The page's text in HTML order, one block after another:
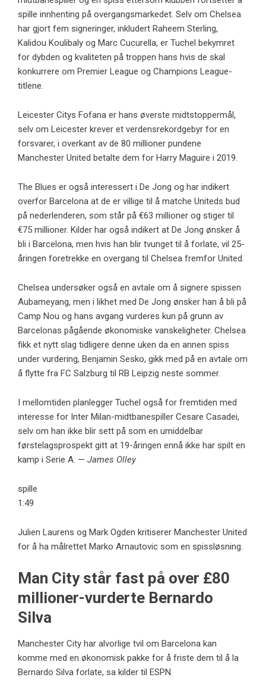
spille innhenting på overgangsmarkedet. Selv om Chelsea
har gjort fem signeringer, inkludert Raheem Sterling,
Kalidou Koulibaly og Marc Cucurella, er Tuchel bekymret
for dybden og kvaliteten på troppen hans hvis de skal
konkurrere om Premier League og Champions League-
titlene.
Leicester Citys Fofana er hans øverste midtstoppermål,
selv om Leicester krever et verdensrekordgebyr for en
forsvarer, i overkant av de 80 millioner pundene
Manchester United betalte dem for Harry Maguire i 2019.
The Blues er også interessert i De Jong og har indikert
overfor Barcelona at de er villige til å matche Uniteds bud
på nederlenderen, som står på €63 millioner og stiger til
€75 millioner. Kilder har også indikert at De Jong ønsker å
bli i Barcelona, ​​men hvis han blir tvunget til å forlate, vil 25-
åringen foretrekke en overgang til Chelsea fremfor United.
Chelsea undersøker også en avtale om å signere spissen
Aubameyang, men i likhet med De Jong ønsker han å bli på
Camp Nou og hans avgang vurderes kun på grunn av
Barcelonas pågående økonomiske vanskeligheter. Chelsea
fikk et nytt slag tidligere denne uken da en annen spiss
under vurdering, Benjamin Sesko, gikk med på en avtale om
å flytte fra FC Salzburg til RB Leipzig neste sommer.
I mellomtiden planlegger Tuchel også for fremtiden med
interesse for Inter Milan-midtbanespiller Cesare Casadei,
selv om han ikke blir sett på som en umiddelbar
førstelagsprospekt gitt at 19-åringen ennå ikke har spilt en
kamp i Serie A. — James Olley
spille
1:49
Julien Laurens og Mark Ogden kritiserer Manchester United
for å ha målrettet Marko Arnautovic som en spissløsning.
Man City står fast på over £80
millioner-vurderte Bernardo
Silva
Manchester City har alvorlige tvil om Barcelona kan
komme med en økonomisk pakke for å friste dem til å la
Bernardo Silva forlate, sa kilder til ESPN.